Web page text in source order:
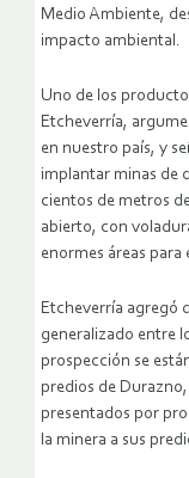
Medio Ambiente,
impacto ambiental.
Uno de los
Etcheverría,
en nuestro país, y
implantar minas de
cientos de metros
abierto, con
enormes áreas para
Etcheverría agregó
generalizado entre
prospección se
predios de
presentados por
la minera a sus